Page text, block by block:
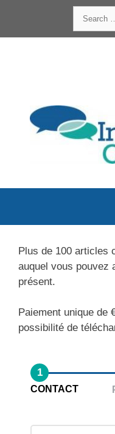
content
for:
Plus de 100 articles
auquel vous pouvez
présent.
Paiement unique de
possibilité de
1
CONTACT